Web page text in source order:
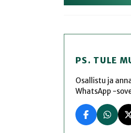
PS. TULE
Osallistu ja
WhatsApp -